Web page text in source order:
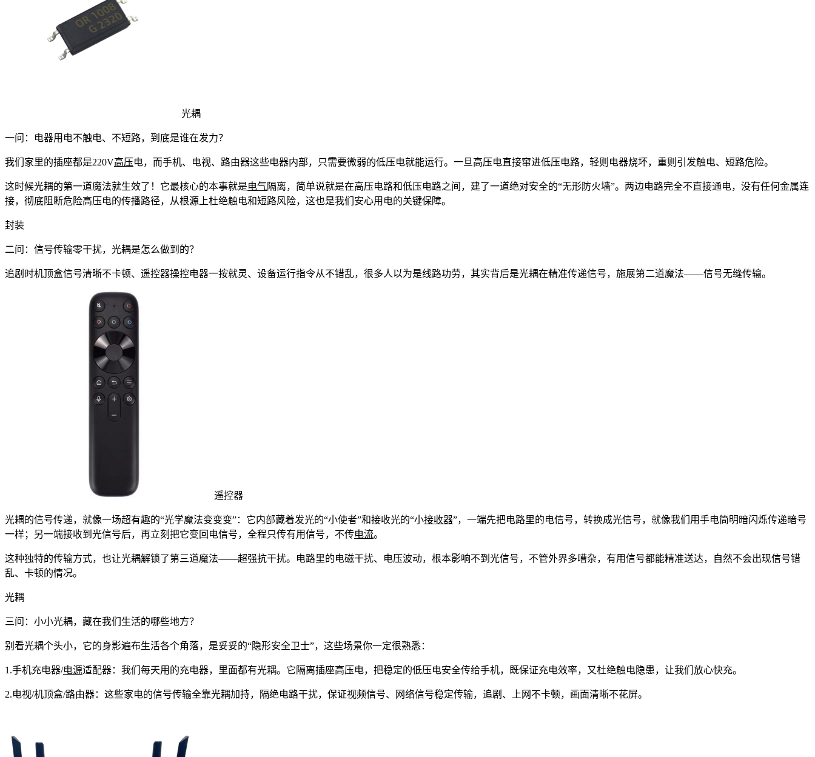
光耦
一问：电器用电不触电、不短路，到底是谁在发力？
我们家里的插座都是220V高压电，而手机、电视、路由器这些电器内部，只需要微弱的低压电就能运行。一旦高压电直接窜进低压电路，轻则电器烧坏，重则引发触电、短路危险。
这时候光耦的第一道魔法就生效了！它最核心的本事就是电气隔离，简单说就是在高压电路和低压电路之间，建了一道绝对安全的“无形防火墙”。两边电路完全不直接通电，没有任何金属连
接，彻底阻断危险高压电的传播路径，从根源上杜绝触电和短路风险，这也是我们安心用电的关键保障。
封装
二问：信号传输零干扰，光耦是怎么做到的？
追剧时机顶盒信号清晰不卡顿、遥控器操控电器一按就灵、设备运行指令从不错乱，很多人以为是线路功劳，其实背后是光耦在精准传递信号，施展第二道魔法——信号无缝传输。
遥控器
光耦的信号传递，就像一场超有趣的“光学魔法变变变”：它内部藏着发光的“小使者”和接收光的“小接收器”，一端先把电路里的电信号，转换成光信号，就像我们用手电筒明暗闪烁传递暗号
一样；另一端接收到光信号后，再立刻把它变回电信号，全程只传有用信号，不传电流。
这种独特的传输方式，也让光耦解锁了第三道魔法——超强抗干扰。电路里的电磁干扰、电压波动，根本影响不到光信号，不管外界多嘈杂，有用信号都能精准送达，自然不会出现信号错
乱、卡顿的情况。
光耦
三问：小小光耦，藏在我们生活的哪些地方？
别看光耦个头小，它的身影遍布生活各个角落，是妥妥的“隐形安全卫士”，这些场景你一定很熟悉：
1.手机充电器/电源适配器：我们每天用的充电器，里面都有光耦。它隔离插座高压电，把稳定的低压电安全传给手机，既保证充电效率，又杜绝触电隐患，让我们放心快充。
2.电视/机顶盒/路由器：这些家电的信号传输全靠光耦加持，隔绝电路干扰，保证视频信号、网络信号稳定传输，追剧、上网不卡顿，画面清晰不花屏。